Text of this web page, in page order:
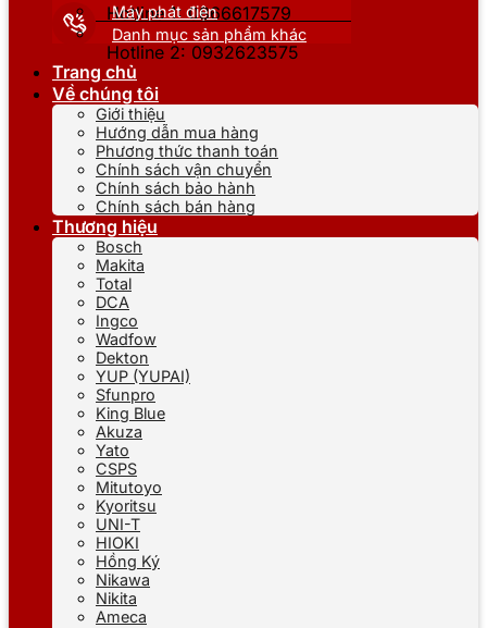
Hotline 1: 0866617579
Hotline 2: 0932623575
Máy phát điện
Danh mục sản phẩm khác
Trang chủ
Về chúng tôi
Giới thiệu
Hướng dẫn mua hàng
Phương thức thanh toán
Chính sách vận chuyển
Chính sách bảo hành
Chính sách bán hàng
Thương hiệu
Bosch
Makita
Total
DCA
Ingco
Wadfow
Dekton
YUP (YUPAI)
Sfunpro
King Blue
Akuza
Yato
CSPS
Mitutoyo
Kyoritsu
UNI-T
HIOKI
Hồng Ký
Nikawa
Nikita
Ameca